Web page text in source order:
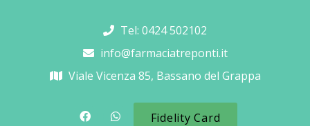
Tel: 0424 502102
info@farmaciatreponti.it
Viale Vicenza 85, Bassano del Grappa
Fidelity Card